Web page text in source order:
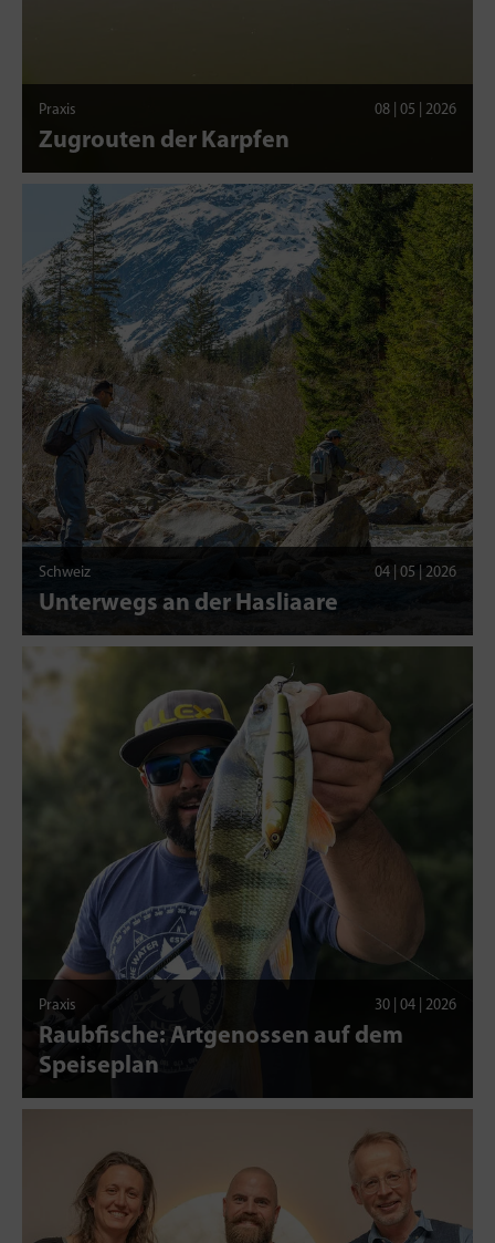
Praxis 08 | 05 | 2026
Zugrouten der Karpfen
Schweiz 04 | 05 | 2026
Unterwegs an der Hasliaare
Praxis 30 | 04 | 2026
Raubfische: Artgenossen auf dem
Speiseplan